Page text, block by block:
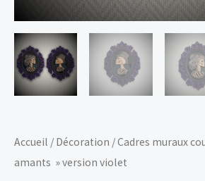
Accueil / Décoration / Cadres muraux
amants » version violet